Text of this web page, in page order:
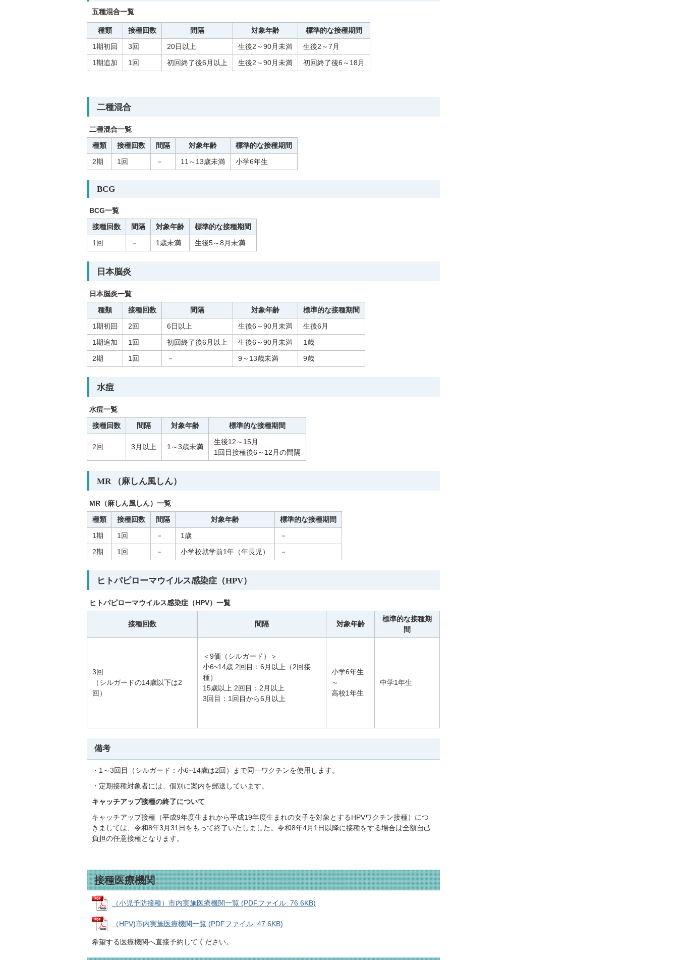
五種混合一覧
種類 接種回数 間隔 対象年齢
標準的な接種期間
1期初回
3回 20日以上 生後2～90月未満
生後2～7月
1期追加
1回 初回終了後6月以上 生後2～90月未満 初回終了後6～18月
二種混合
二種混合一覧
種類
接種回数 間隔 対象年齢
標準的な接種期間
2期
1回 － 11～13歳未満 小学6年生
BCG
BCG一覧
接種回数
間隔 対象年齢
標準的な接種期間
1回
－ 1歳未満 生後5～8月未満
日本脳炎
日本脳炎一覧
種類
接種回数 間隔 対象年齢
標準的な接種期間
1期初回
2回 6日以上 生後6～90月未満
生後6月
1期追加
1回 初回終了後6月以上 生後6～90月未満
1歳
2期
1回 － 9～13歳未満 9歳
水痘
水痘一覧
接種回数
間隔 対象年齢 標準的な接種期間
2回 3月以上 1～3歳未満
生後12～15月
1回目接種後6～12月の間隔
MR （麻しん風しん）
MR（麻しん風しん）一覧
種類
接種回数 間隔 対象年齢
標準的な接種期間
1期
1回 － 1歳
－
2期
1回 － 小学校就学前1年（年長児） －
ヒトパピローマウイルス感染症（HPV）
ヒトパピローマウイルス感染症（HPV）一覧
接種回数 間隔 対象年齢
標準的な接種期
間
3回
（シルガードの14歳以下は2
回）
＜9価（シルガード）＞
小6~14歳 2回目：6月以上（2回接
種）
15歳以上 2回目：2月以上
3回目：1回目から6月以上
小学6年生
～
高校1年生
中学1年生
備考
・1～3回目（シルガード：小6~14歳は2回）まで同一ワクチンを使用します。
・定期接種対象者には、個別に案内を郵送しています。
キャッチアップ接種の終了について
キャッチアップ接種（平成9年度生まれから平成19年度生まれの女子を対象とするHPVワクチン接種）につ
きましては、令和8年3月31日をもって終了いたしました。令和8年4月1日以降に接種をする場合は全額自己
負担の任意接種となります。
接種医療機関
（小児予防接種）市内実施医療機関一覧 (PDFファイル: 76.6KB)
（HPV)市内実施医療機関一覧 (PDFファイル: 47.6KB)
希望する医療機関へ直接予約してください。